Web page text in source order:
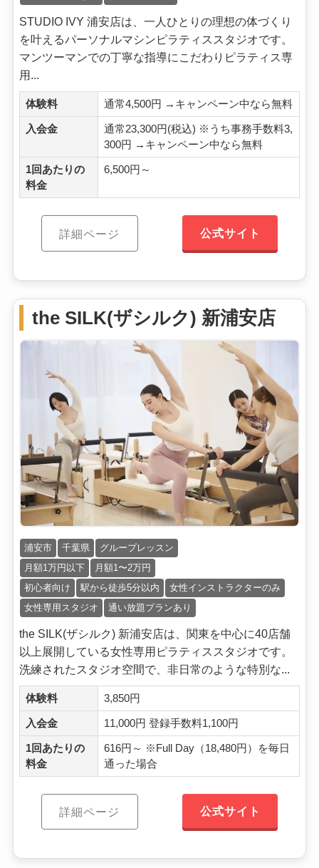
STUDIO IVY 浦安店は、一人ひとりの理想の体づくり
を叶えるパーソナルマシンピラティススタジオです。
マンツーマンでの丁寧な指導にこだわりピラティス専
用...
体験料 通常4,500円 →キャンペーン中なら無料
入会金
通常23,300円(税込) ※うち事務手数料3,
300円 →キャンペーン中なら無料
1回あたりの
料金
6,500円～
詳細ページ 公式サイト
the SILK(ザシルク) 新浦安店
浦安市 千葉県
グループレッスン
月額1万円以下
月額1〜2万円
初心者向け
駅から徒歩5分以内
女性インストラクターのみ
女性専用スタジオ
通い放題プランあり
the SILK(ザシルク) 新浦安店は、関東を中心に40店舗
以上展開している女性専用ピラティススタジオです。
洗練されたスタジオ空間で、非日常のような特別な...
体験料 3,850円
入会金 11,000円 登録手数料1,100円
1回あたりの
料金
616円～ ※Full Day（18,480円）を毎日
通った場合
詳細ページ 公式サイト